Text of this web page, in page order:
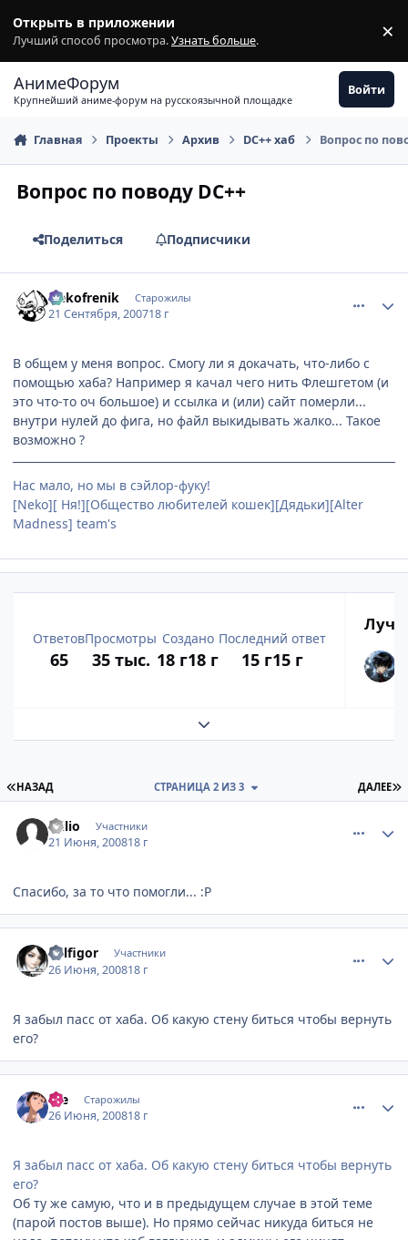
Открыть в приложении
Лучший способ просмотра.Узнать больше. ×
АнимеФорум
Крупнейший аниме-форум на русскоязычной площадке
Войти
Главная Проекты Архив DC++ хаб Вопрос по
Вопрос по поводу DC++
Поделиться Подписчики
Nekofrenik Старожилы
21 Сентября, 200718 г
В общем у меня вопрос. Смогу ли я докачать, что-либо с
помощью хаба? Например я качал чего нить Флешгетом (и
это что-то оч большое) и ссылка и (или) сайт померли...
внутри нулей до фига, но файл выкидывать жалко... Такое
возможно ?
Нас мало, но мы в сэйлор-фуку!
[Neko][ Ня!][Общество любителей кошек][Дядьки][Alter
Madness] team's
Ответов
65
Просмотры
35 тыс.
Создано
18 г18 г
Последний ответ
15 г15 г
Развернуть обзор темы
ПЕРВАЯ СТРАНИЦА
НАЗАД ДАЛЕЕ
СТРАНИЦА 2 ИЗ 3
Wilio Участники
21 Июня, 200818 г
Спасибо, за то что помогли... :P
Belfigor Участники
26 Июня, 200818 г
Я забыл пасс от хаба. Об какую стену биться чтобы вернуть
его?
e_e Старожилы
26 Июня, 200818 г
Я забыл пасс от хаба. Об какую стену биться чтобы вернуть
его?
Об ту же самую, что и в предыдущем случае в этой теме
(парой постов выше). Но прямо сейчас никуда биться не